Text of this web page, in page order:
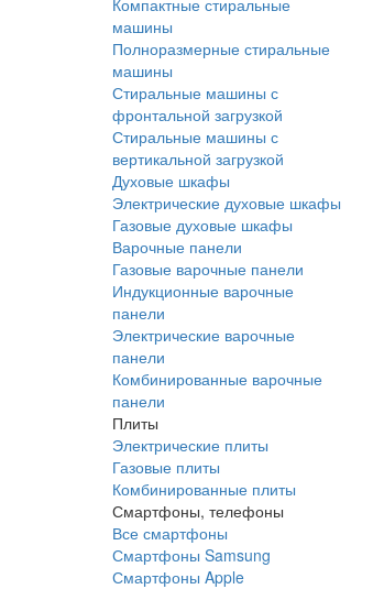
Компактные стиральные
машины
Полноразмерные стиральные
машины
Стиральные машины с
фронтальной загрузкой
Стиральные машины с
вертикальной загрузкой
Духовые шкафы
Электрические духовые шкафы
Газовые духовые шкафы
Варочные панели
Газовые варочные панели
Индукционные варочные
панели
Электрические варочные
панели
Комбинированные варочные
панели
Плиты
Электрические плиты
Газовые плиты
Комбинированные плиты
Смартфоны, телефоны
Все смартфоны
Смартфоны Samsung
Смартфоны Apple